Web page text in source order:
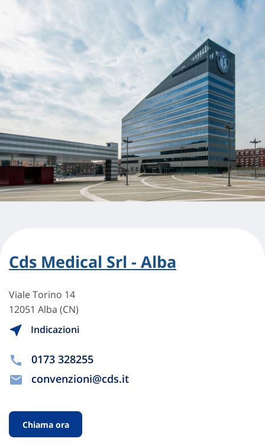
Cds Medical Srl - Alba
Viale Torino 14
12051 Alba (CN)
Indicazioni
0173 328255
convenzioni@cds.it
Chiama ora